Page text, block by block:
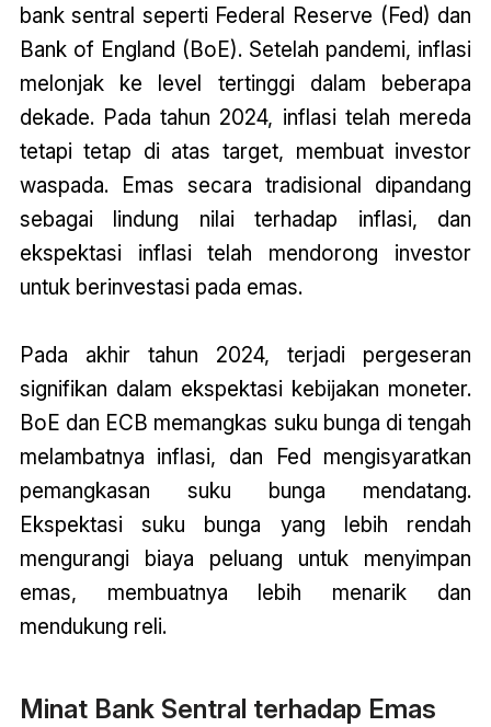
bank sentral seperti Federal Reserve (Fed) dan
Bank of England (BoE). Setelah pandemi, inflasi
melonjak ke level tertinggi dalam beberapa
dekade. Pada tahun 2024, inflasi telah mereda
tetapi tetap di atas target, membuat investor
waspada. Emas secara tradisional dipandang
sebagai lindung nilai terhadap inflasi, dan
ekspektasi inflasi telah mendorong investor
untuk berinvestasi pada emas.
Pada akhir tahun 2024, terjadi pergeseran
signifikan dalam ekspektasi kebijakan moneter.
BoE dan ECB memangkas suku bunga di tengah
melambatnya inflasi, dan Fed mengisyaratkan
pemangkasan suku bunga mendatang.
Ekspektasi suku bunga yang lebih rendah
mengurangi biaya peluang untuk menyimpan
emas, membuatnya lebih menarik dan
mendukung reli.
Minat Bank Sentral terhadap Emas